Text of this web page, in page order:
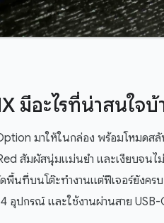
มีอะไรที่น่าสนใจบ้
มาให้ในกล่อง พร้อมโหมดสลับ
สัมผัสนุ่มแม่นยำ และเงียบจนไ
พื้นที่บนโต๊ะทำงานแต่ฟีเจอร์ยังครบ
อุปกรณ์ และใช้งานผ่านสาย USB-